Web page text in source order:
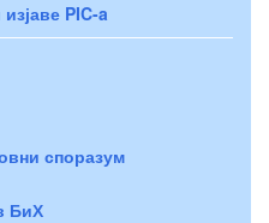
PIC-a
споразум
БиХ